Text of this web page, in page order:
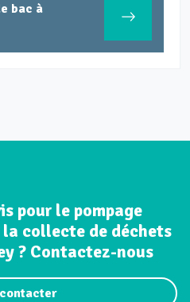
bac à
pour le pompage
collecte de déchets
? Contactez-nous